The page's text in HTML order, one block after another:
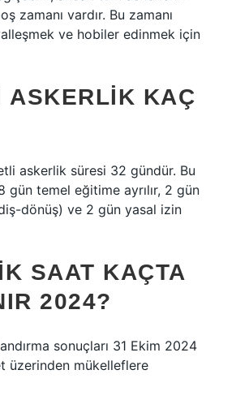
zamanı vardır. Bu zamanı
ve hobiler edinmek için
ASKERLIK KAÇ
askerlik süresi 32 gündür. Bu
gün temel eğitime ayrılır, 2 gün
dönüş) ve 2 gün yasal izin
SAAT KAÇTA
2024?
sonuçları 31 Ekim 2024
üzerinden mükelleflere